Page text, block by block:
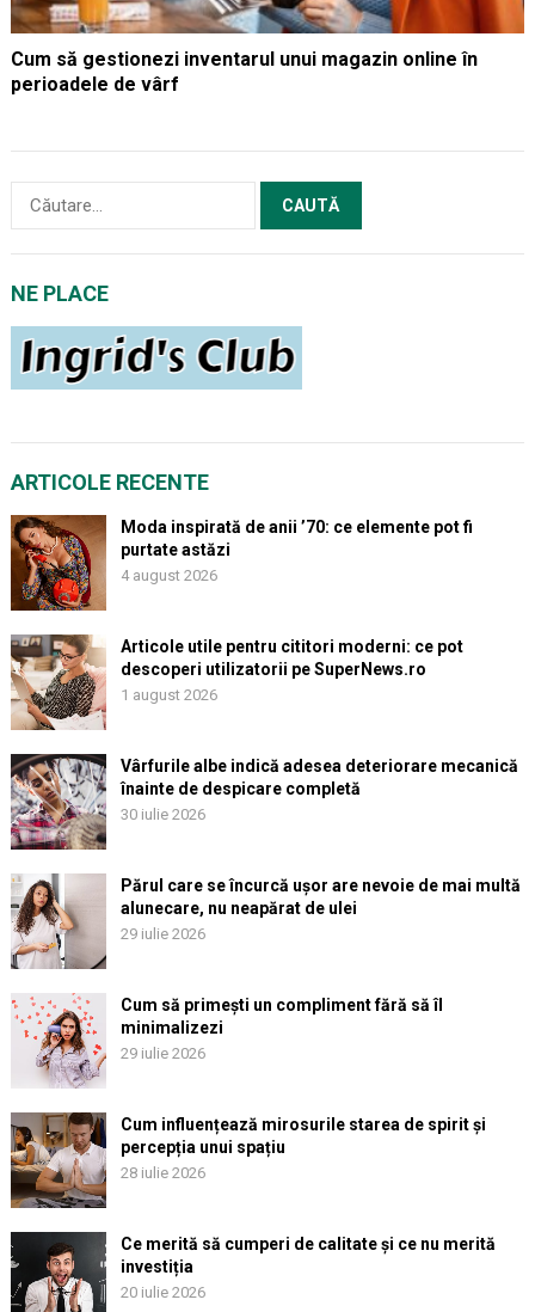
Cum să gestionezi inventarul unui magazin online în
perioadele de vârf
după:
NE PLACE
ARTICOLE RECENTE
Moda inspirată de anii ’70: ce elemente pot fi
purtate astăzi
4 august 2026
Articole utile pentru cititori moderni: ce pot
descoperi utilizatorii pe SuperNews.ro
1 august 2026
Vârfurile albe indică adesea deteriorare mecanică
înainte de despicare completă
30 iulie 2026
Părul care se încurcă ușor are nevoie de mai multă
alunecare, nu neapărat de ulei
29 iulie 2026
Cum să primești un compliment fără să îl
minimalizezi
29 iulie 2026
Cum influențează mirosurile starea de spirit și
percepția unui spațiu
28 iulie 2026
Ce merită să cumperi de calitate și ce nu merită
investiția
20 iulie 2026